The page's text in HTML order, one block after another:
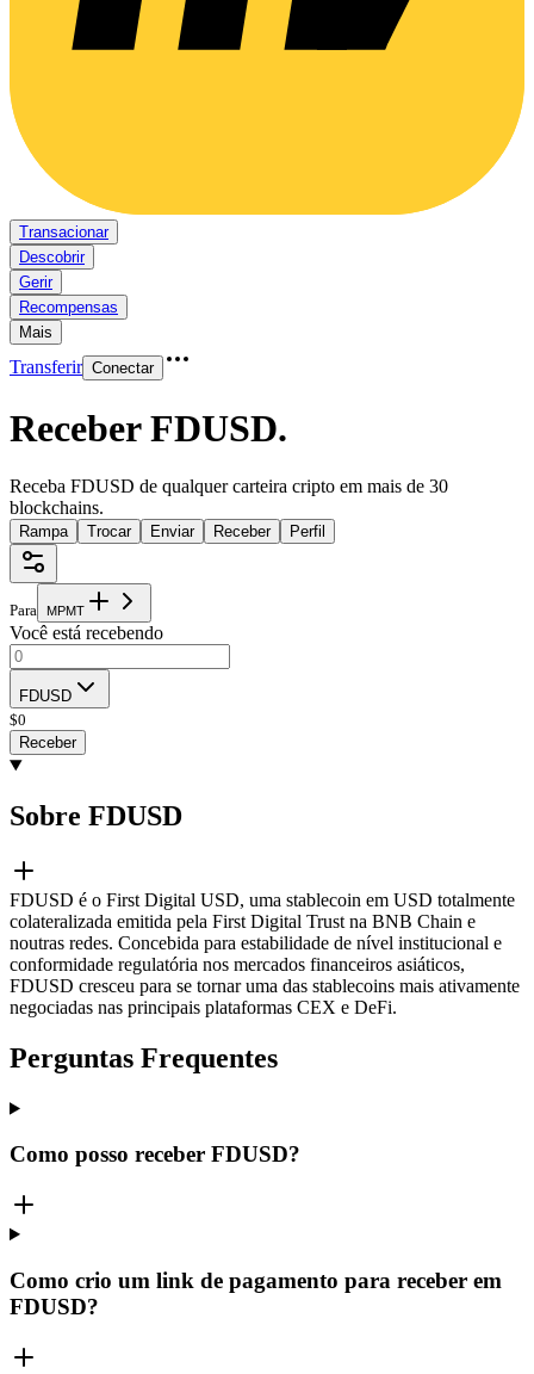
Transacionar
Descobrir
Gerir
Recompensas
Mais
Transferir Conectar
Receber FDUSD.
Receba FDUSD de qualquer carteira cripto em mais de 30
blockchains.
Rampa Trocar Enviar Receber Perfil
Para MPMT
Você está recebendo
FDUSD
$0
Receber
Sobre FDUSD
FDUSD é o First Digital USD, uma stablecoin em USD totalmente
colateralizada emitida pela First Digital Trust na BNB Chain e
noutras redes. Concebida para estabilidade de nível institucional e
conformidade regulatória nos mercados financeiros asiáticos,
FDUSD cresceu para se tornar uma das stablecoins mais ativamente
negociadas nas principais plataformas CEX e DeFi.
Perguntas Frequentes
Como posso receber FDUSD?
Como crio um link de pagamento para receber em
FDUSD?